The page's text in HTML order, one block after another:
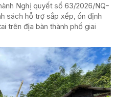
Nghị quyết số 63/2026/NQ-
sách hỗ trợ sắp xếp, ổn định
trên địa bàn thành phố giai